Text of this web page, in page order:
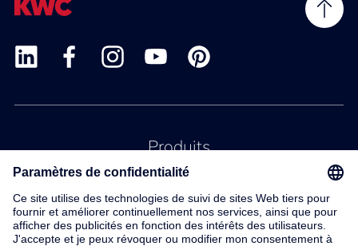
Produits
Service
Contact